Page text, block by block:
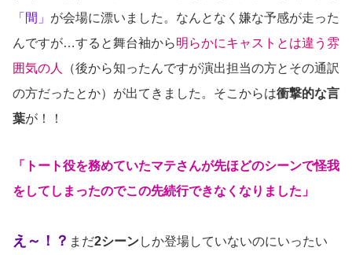
「間」 が会場に漂いました。なんとなく嫌な予感が走った
んですが…すると舞台袖から明らかにキャストとは違う雰
囲気の人
（後から知ったんですが演出担当の方とその通訳
の方だったとか）が出てきました。そこからは衝撃的な言
葉が！！
「トート役を務めていたマテさんが先ほどのシーンで怪我
をしてしまったのでこの先続行できなくなりました」
え～！？ まだ2シーンしか登場していないのにいったい